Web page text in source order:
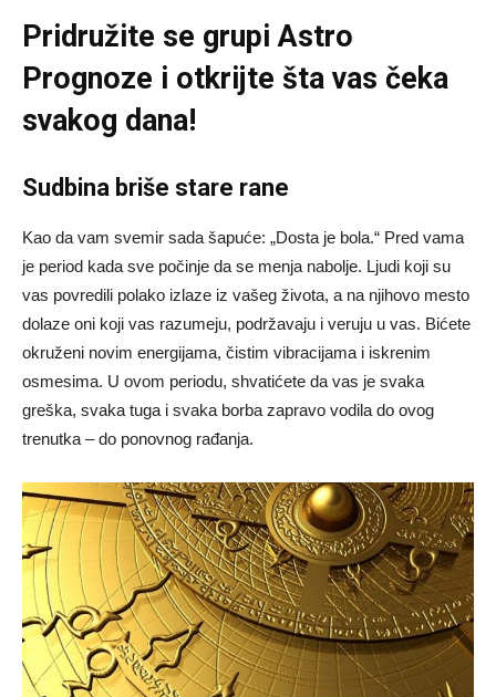
Pridružite se grupiAstro
Prognoze i otkrijte šta vas čeka
svakog dana!
Sudbina briše stare rane
Kao da vam svemir sada šapuće: „Dosta je bola.“ Pred vama
je period kada sve počinje da se menja nabolje. Ljudi koji su
vas povredili polako izlaze iz vašeg života, a na njihovo mesto
dolaze oni koji vas razumeju, podržavaju i veruju u vas. Bićete
okruženi novim energijama, čistim vibracijama i iskrenim
osmesima. U ovom periodu, shvatićete da vas je svaka
greška, svaka tuga i svaka borba zapravo vodila do ovog
trenutka – do ponovnog rađanja.